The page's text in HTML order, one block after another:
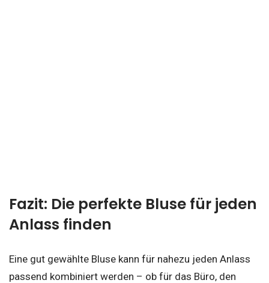
Fazit: Die perfekte Bluse für jeden
Anlass finden
Eine gut gewählte Bluse kann für nahezu jeden Anlass
passend kombiniert werden – ob für das Büro, den